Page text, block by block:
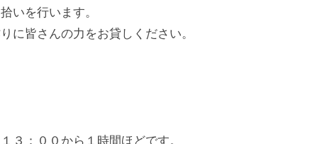
いを行います。
に皆さんの力をお貸しください。
：００から１時間ほどです。